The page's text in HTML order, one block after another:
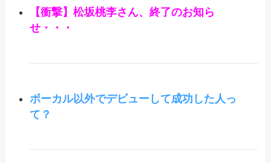
【衝撃】松坂桃李さん、終了のお知ら
せ・・・
ボーカル以外でデビューして成功した人っ
て？